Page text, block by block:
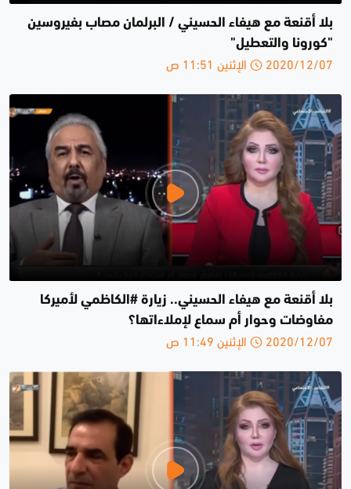
بلا أقنعة مع هيفاء الحسيني / البرلمان مصاب بفيروسين
"كورونا والتعطيل"
2020/12/07 الإثنين 11:51 ص
بلا أقنعة مع هيفاء الحسيني.. زيارة #الكاظمي لأميركا
مفاوضات وحوار أم سماع لإملاءاتها؟
2020/12/07 الإثنين 11:49 ص